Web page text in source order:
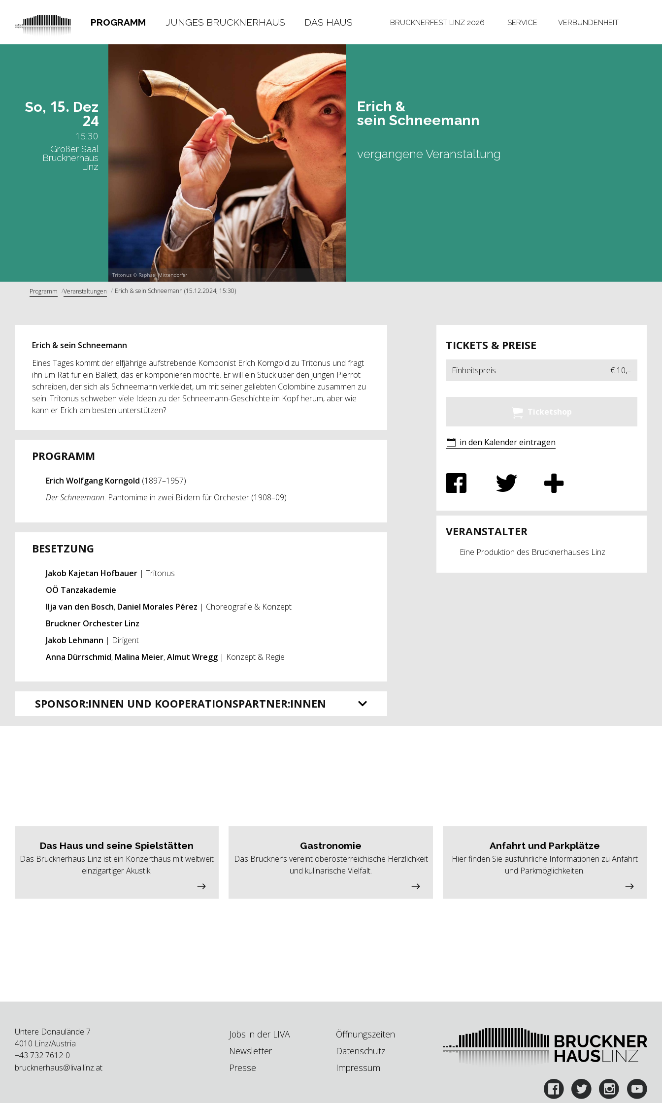
PROGRAMM JUNGES BRUCKNERHAUS DAS HAUS BRUCKNERFEST LINZ 2026 SERVICE VERBUNDENHEIT
Tritonus © Raphael Mittendorfer
So, 15. Dez
24
15:30
Großer Saal
Brucknerhaus
Linz
Erich &
sein Schnee­mann
vergangene Veranstaltung
Programm Veranstaltungen Erich & sein Schneemann (15.12.2024, 15:30)
Erich & sein Schneemann
Eines Tages kommt der elfjährige aufstrebende Komponist Erich Korngold zu Tritonus und fragt
ihn um Rat für ein Ballett, das er komponieren möchte. Er will ein Stück über den jungen Pierrot
schreiben, der sich als Schneemann verkleidet, um mit seiner geliebten Colombine zusammen zu
sein. Tritonus schweben viele Ideen zu der Schneemann-Geschichte im Kopf herum, aber wie
kann er Erich am besten unterstützen?
PROGRAMM
Erich Wolfgang Korngold (1897–1957)
Der Schneemann. Pantomime in zwei Bildern für Orchester (1908–09)
BESETZUNG
Jakob Kajetan Hofbauer | Tritonus
OÖ Tanzakademie
Ilja van den Bosch, Daniel Morales Pérez | Choreografie & Konzept
Bruckner Orchester Linz
Jakob Lehmann | Dirigent
Anna Dürrschmid, Malina Meier,Almut Wregg | Konzept & Regie
SPONSOR:INNEN UND KOOPERATIONSPARTNER:INNEN
TICKETS & PREISE
Einheitspreis € 10,–
Ticketshop
in den Kalender eintragen
VERANSTALTER
Eine Produktion des Brucknerhauses Linz
Das Haus und seine Spielstätten
Das Brucknerhaus Linz ist ein Konzerthaus mit weltweit
einzigartiger Akustik.
Gastronomie
Das Bruckner’s vereint oberösterreichische Herzlichkeit
und kulinarische Vielfalt.
Anfahrt und Parkplätze
Hier finden Sie ausführliche Informationen zu Anfahrt
und Parkmöglichkeiten.
Untere Donaulände 7
4010 Linz/Austria
+43 732 7612-0
brucknerhaus@liva.linz.at
Jobs in der LIVA
Newsletter
Presse
Öffnungszeiten
Datenschutz
Impressum